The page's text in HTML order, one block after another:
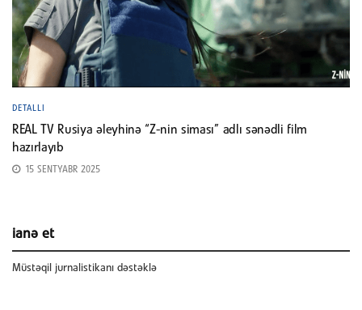
DETALLI
REAL TV Rusiya əleyhinə “Z-nin siması” adlı sənədli film
hazırlayıb
15 SENTYABR 2025
ianə et
Müstəqil jurnalistikanı dəstəklə